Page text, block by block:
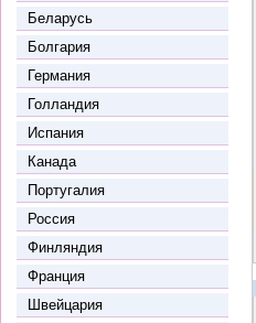
Беларусь
Болгария
Германия
Голландия
Испания
Канада
Португалия
Россия
Финляндия
Франция
Швейцария